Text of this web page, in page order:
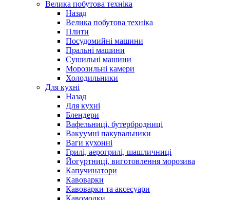
Велика побутова техніка
Назад
Велика побутова техніка
Плити
Посудомийні машини
Пральні машини
Сушильні машини
Морозильні камери
Холодильники
Для кухні
Назад
Для кухні
Блендери
Вафельниці, бутербродниці
Вакуумні пакувальники
Ваги кухонні
Грилі, аерогрилі, шашличниці
Йогуртниці, виготовлення морозива
Капучинатори
Кавоварки
Кавоварки та аксесуари
Кавомолки